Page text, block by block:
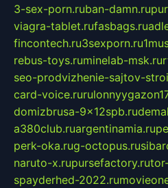
3-sex-porn.ruban-damn.ru
viagra-tablet.rufasbags.ru
fincontech.ru3sexporn.ru
rebus-toys.ruminelab-msk.ru
seo-prodvizhenie-sajtov-
card-voice.ru
domizbrusa-9x12spb.ru
a380club.ruargentinamia.ru
perk-oka.rug-octopus.ru
naruto-x.rupursefactory.ru
spayderhed-2022.ru